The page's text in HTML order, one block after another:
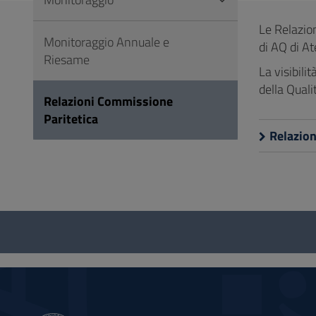
Footer
Le
di AQ di
La
della
Monitoraggio Annuale e
Riesame
Relazioni Commissione
Paritetica
Questionario
social